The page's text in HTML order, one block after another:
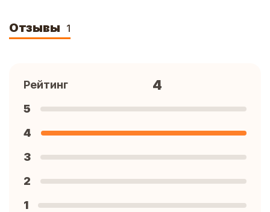
Отзывы 1
Рейтинг 4
5
4
3
2
1